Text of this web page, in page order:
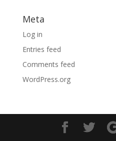
Meta
Log in
Entries feed
Comments feed
WordPress.org